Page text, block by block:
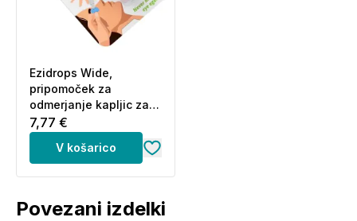
Ezidrops Wide,
pripomoček za
odmerjanje kapljic za
oči - (1 kos)
7,77 €
V košarico
Povezani izdelki